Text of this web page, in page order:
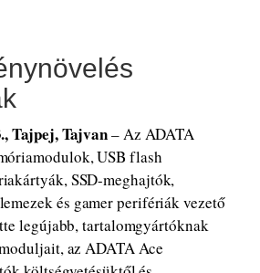
Tajpej, Tajvan– Az ADATA
USB flash
SSD-meghajtók,
és gamer perifériák vezető
legújabb, tartalomgyártóknak
az ADATA Ace